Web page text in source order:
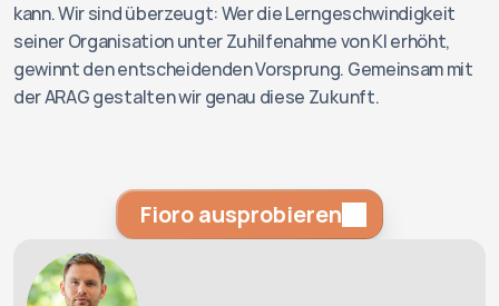
kann. Wir sind überzeugt: Wer die Lerngeschwindigkeit
seiner Organisation unter Zuhilfenahme von KI erhöht,
gewinnt den entscheidenden Vorsprung. Gemeinsam mit
der ARAG gestalten wir genau diese Zukunft.
Fioro ausprobieren